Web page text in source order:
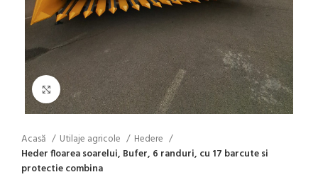
Click to enlarge
Acasă Utilaje agricole
Hedere
Heder floarea soarelui, Bufer, 6 randuri, cu 17 barcute si
protectie combina